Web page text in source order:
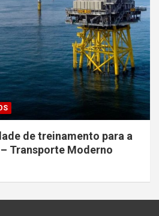
de treinamento para a
Transporte Moderno